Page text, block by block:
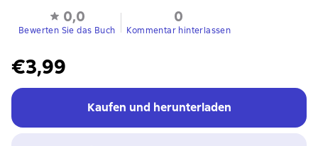
0,0
Bewerten Sie das Buch
0
Kommentar hinterlassen
€3,99
Kaufen und herunterladen